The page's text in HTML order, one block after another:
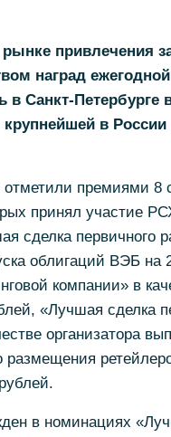
привлечения
наград
в Санкт-Петербурге
крупнейшей в
премиями 8
принял участие
сделка первичного
облигаций ВЭБ
компании» в
«Лучшая сделка
организатора
в номинациях